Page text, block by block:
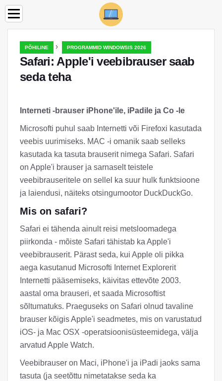
PÕHILINE › PROGRAMMID WINDOWSIS 2026
Safari: Apple'i veebibrauser saab
seda teha
Interneti -brauser iPhone'ile, iPadile ja Co -le
Microsofti puhul saab Internetti või Firefoxi kasutada
veebis uurimiseks. MAC -i omanik saab selleks
kasutada ka tasuta brauserit nimega Safari. Safari
on Apple'i brauser ja sarnaselt teistele
veebibrauseritele on sellel ka suur hulk funktsioone
ja laiendusi, näiteks otsingumootor DuckDuckGo.
Mis on safari?
Safari ei tähenda ainult reisi metsloomadega
piirkonda - mõiste Safari tähistab ka Apple'i
veebibrauserit. Pärast seda, kui Apple oli pikka
aega kasutanud Microsofti Internet Explorerit
Internetti pääsemiseks, käivitas ettevõte 2003.
aastal oma brauseri, et saada Microsoftist
sõltumatuks. Praeguseks on Safari olnud tavaline
brauser kõigis Apple'i seadmetes, mis on varustatud
iOS- ja Mac OSX -operatsioonisüsteemidega, välja
arvatud Apple Watch.
Veebibrauser on Maci, iPhone'i ja iPadi jaoks sama
tasuta (ja seetõttu nimetatakse seda ka